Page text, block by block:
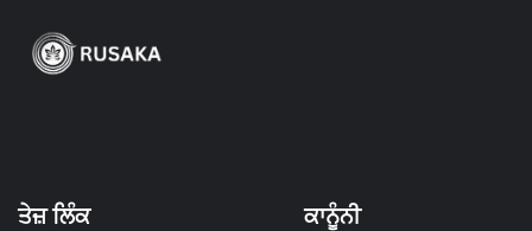
ਤੇਜ਼ ਲਿੰਕ ਕਾਨੂੰਨੀ